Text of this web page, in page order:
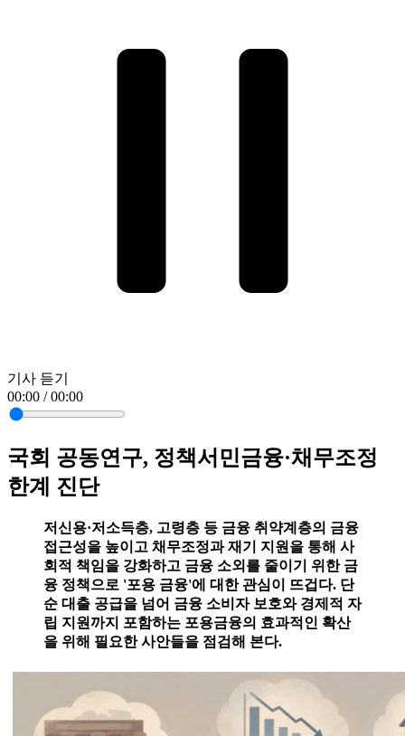
기사 듣기
00:00 / 00:00
국회 공동연구, 정책서민금융·채무조정
한계 진단
저신용·저소득층, 고령층 등 금융 취약계층의 금융
접근성을 높이고 채무조정과 재기 지원을 통해 사
회적 책임을 강화하고 금융 소외를 줄이기 위한 금
융 정책으로 '포용 금융'에 대한 관심이 뜨겁다. 단
순 대출 공급을 넘어 금융 소비자 보호와 경제적 자
립 지원까지 포함하는 포용금융의 효과적인 확산
을 위해 필요한 사안들을 점검해 본다.